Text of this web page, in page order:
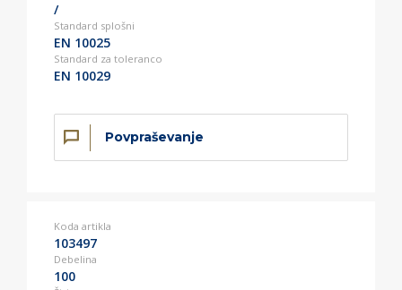
/
Standard splošni
EN 10025
Standard za toleranco
EN 10029
Povpraševanje
Koda artikla
103497
Debelina
100